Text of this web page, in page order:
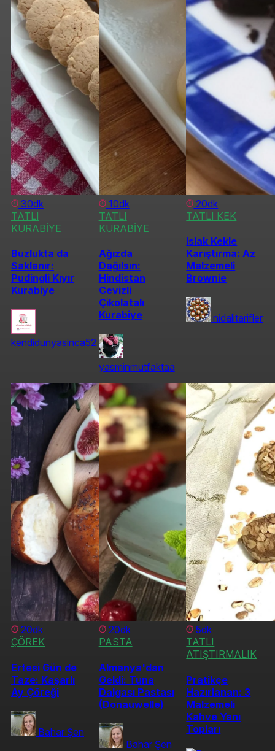
30dk
TATLI
KURABİYE
Buzlukta da
Saklanır:
Pudingli Kıyır
Kurabiye
kendidunyasinca52
10dk
TATLI
KURABİYE
Ağızda
Dağılsın:
Hindistan
Cevizli
Çikolatalı
Kurabiye
yasminmutfaktaa
20dk
TATLI KEK
Islak Kekle
Karıştırma: Az
Malzemeli
Brownie
nidalitarifler
20dk
ÇÖREK
Ertesi Gün de
Taze: Kaşarlı
Ay Çöreği
Bahar Şen
20dk
PASTA
Almanya'dan
Geldi: Tuna
Dalgası Pastası
(Donauwelle)
Bahar Şen
5dk
TATLI
ATIŞTIRMALIK
Pratikçe
Hazırlanan: 3
Malzemeli
Kahve Yanı
Topları